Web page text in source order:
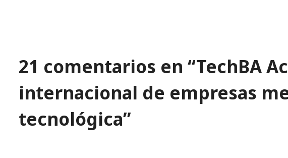
21 comentarios en “TechBA
internacional de empresas
tecnológica”